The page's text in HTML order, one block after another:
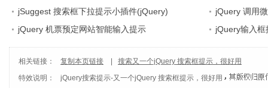
提示框效果
jSuggest 搜索框下拉提示小插件(jQuery)
jQuery 调用
jQuery 机票预定网站智能输入提示
jQuery输入框
相关链接： 复制本页链接
搜索又一个jQuery 搜索框提示，很好用
特效说明：
jQuery搜索提示-又一个jQuery 搜索框提示，很好用